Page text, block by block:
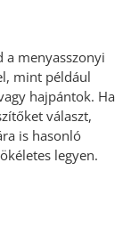
a menyasszonyi
mint például
hajpántok. Ha
választ,
is hasonló
legyen.